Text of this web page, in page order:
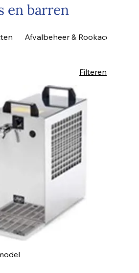
en barren
Afvalbeheer & Rookaccessoires
Filteren